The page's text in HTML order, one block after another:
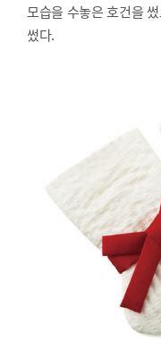
모습을 수놓은 호건을
썼다.